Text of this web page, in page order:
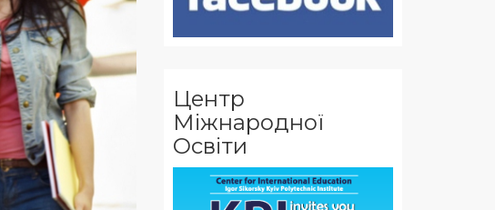
Центр
Міжнародної
Освіти